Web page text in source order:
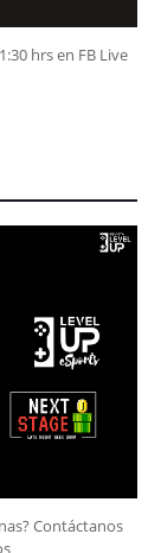
hrs en FB Live
Contáctanos